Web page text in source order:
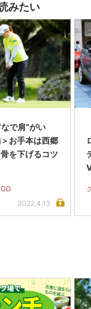
みたい
なで肩”がい
お手本は西郷
を下げるコツ
2022.4.13